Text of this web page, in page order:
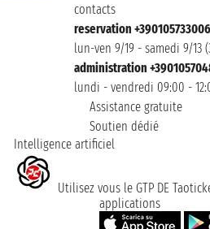
contacts
reservation +390105733006
lun-ven 9/19 - samedi 9/13
administration
lundi - vendredi 09:00 -
Assistance gratuite
Soutien dédié
Intelligence artificiel
Utilisez vous le GTP DE
applications